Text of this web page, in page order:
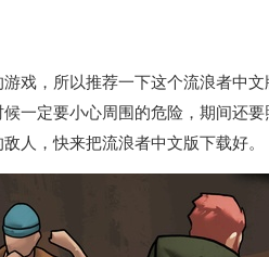
戏，所以推荐一下这个流浪者中
一定要小心周围的危险，期间还
人，快来把流浪者中文版下载好。